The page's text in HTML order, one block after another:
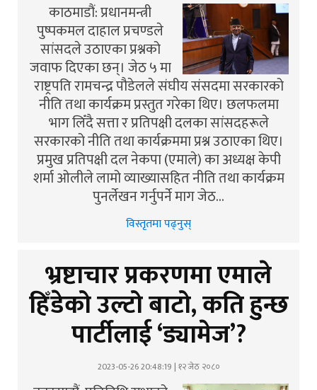
काठमाडौं: प्रधानमन्त्री
पुष्पकमल दाहाल प्रचण्डले
सांसदले उठाएका प्रश्नको
जवाफ दिएका छन्। जेठ ५ मा
राष्ट्रपति रामचन्द्र पौडेलले संघीय संसदमा सरकारको
नीति तथा कार्यक्रम प्रस्तुत गरेका थिए। छलफलमा
भाग लिँदै सत्ता र प्रतिपक्षी दलका सांसदहरूले
सरकारको नीति तथा कार्यक्रममा प्रश्न उठाएका थिए।
प्रमुख प्रतिपक्षी दल नेकपा (एमाले) का अध्यक्ष केपी
शर्मा ओलीले लामो व्याख्यासहित नीति तथा कार्यक्रम
पुनर्लेखन गर्नुपर्ने माग जेठ…
विस्तृतमा पढ्नुस्
भ्रष्टाचार प्रकरणमा एमाले
हिँडेको उल्टो बाटो, कति हुन्छ
पार्टीलाई ‘ड्यामेज’?
2023-05-26 20:48:19 | १२ जेठ २०८०